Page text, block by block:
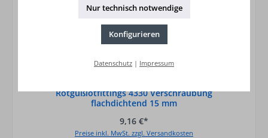
Rotgußlötfittings 4330 Verschraubung
flachdichtend 15 mm
9,16 €*
Preise inkl. MwSt. zzgl. Versandkosten
Nur technisch notwendige
Konfigurieren
Datenschutz | Impressum